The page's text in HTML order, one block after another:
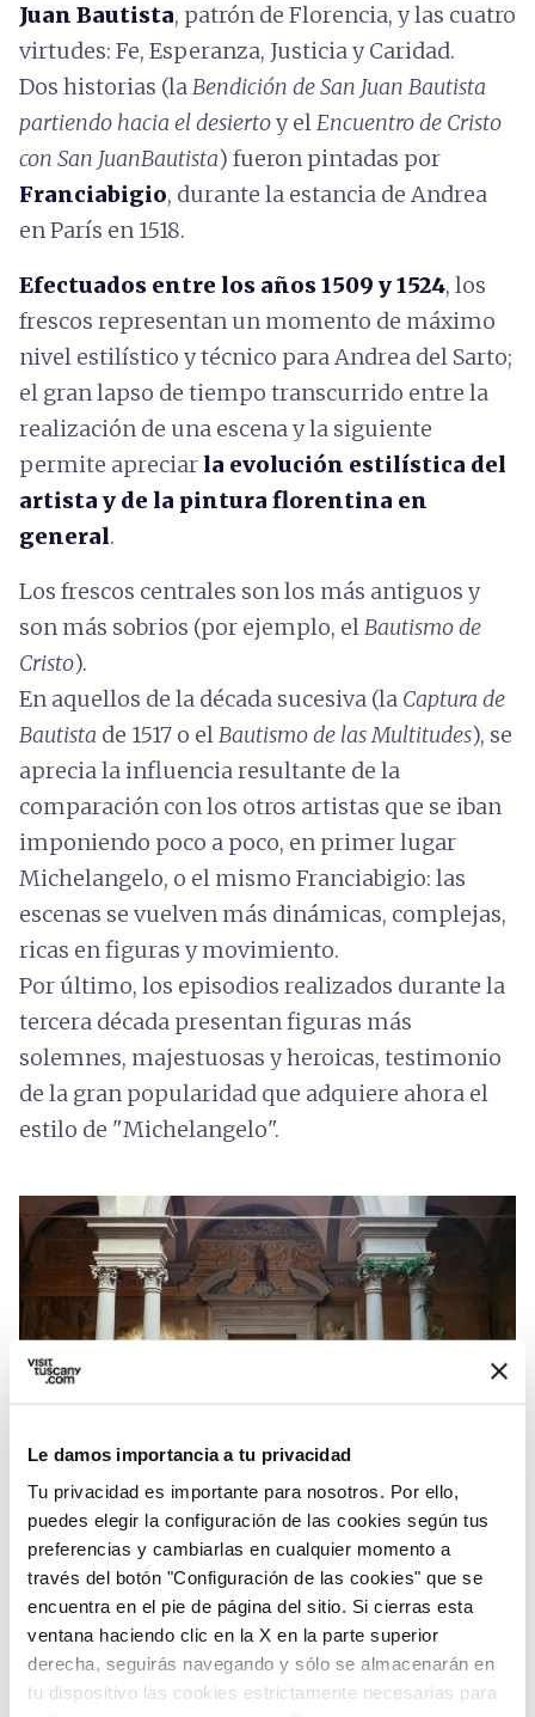
Le damos importancia a tu privacidad
Tu privacidad es importante para nosotros. Por ello,
puedes elegir la configuración de las cookies según tus
preferencias y cambiarlas en cualquier momento a
través del botón "Configuración de las cookies" que se
encuentra en el pie de página del sitio. Si cierras esta
ventana haciendo clic en la X en la parte superior
derecha, seguirás navegando y sólo se almacenarán en
tu dispositivo las cookies estrictamente necesarias para
Juan Bautista, patrón de Florencia, y las cuatro
virtudes: Fe, Esperanza, Justicia y Caridad.
Dos historias (laBendición de San Juan Bautista
partiendo hacia el desiertoy elEncuentro de Cristo
con San JuanBautista) fueron pintadas por
Franciabigio, durante la estancia de Andrea
en París en 1518.
Efectuados entre los años 1509 y 1524, los
frescos representan un momento de máximo
nivel estilístico y técnico para Andrea del Sarto;
el gran lapso de tiempo transcurrido entre la
realización de una escena y la siguiente
permite apreciarla evolución estilística del
artista y de la pintura florentina en
general.
Los frescos centrales son los más antiguos y
son más sobrios (por ejemplo, elBautismo de
Cristo).
En aquellos de la década sucesiva (la Captura de
Bautista de 1517 o elBautismo de las Multitudes), se
aprecia la influencia resultante de la
comparación con los otros artistas que se iban
imponiendo poco a poco, en primer lugar
Michelangelo, o el mismo Franciabigio: las
escenas se vuelven más dinámicas, complejas,
ricas en figuras y movimiento.
Por último, los episodios realizados durante la
tercera década presentan figuras más
solemnes, majestuosas y heroicas, testimonio
de la gran popularidad que adquiere ahora el
estilo de "Michelangelo".
Informaciones sobre la accesibilidad:
feelflorence.it